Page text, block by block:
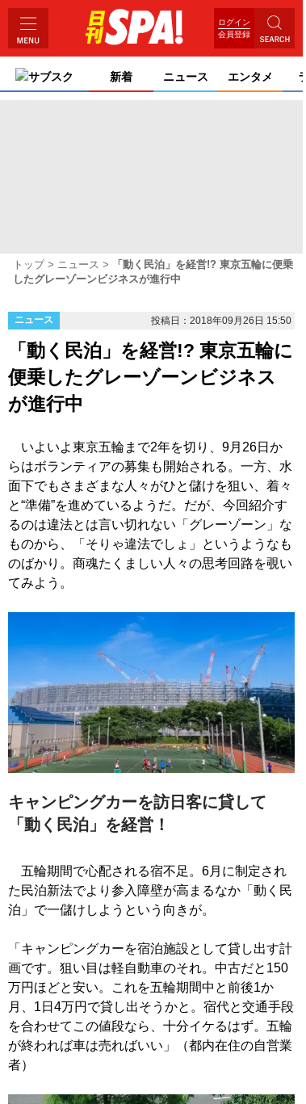
ログイン
会員登録
サブスク 新着 ニュース エンタメ
トップ ニュース
「動く民泊」を経営!? 東京五輪に便乗
したグレーゾーンビジネスが進行中
ニュース 投稿日：2018年09月26日 15:50
「動く民泊」を経営!? 東京五輪に
便乗したグレーゾーンビジネス
が進行中
いよいよ東京五輪まで2年を切り、9月26日か
らはボランティアの募集も開始される。一方、水
面下でもさまざまな人々がひと儲けを狙い、着々
と“準備”を進めているようだ。だが、今回紹介す
るのは違法とは言い切れない「グレーゾーン」な
ものから、「そりゃ違法でしょ」というようなも
のばかり。商魂たくましい人々の思考回路を覗い
てみよう。
キャンピングカーを訪日客に貸して
「動く民泊」を経営！
五輪期間で心配される宿不足。6月に制定され
た民泊新法でより参入障壁が高まるなか「動く民
泊」で一儲けしようという向きが。
「キャンピングカーを宿泊施設として貸し出す計
画です。狙い目は軽自動車のそれ。中古だと150
万円ほどと安い。これを五輪期間中と前後1か
月、1日4万円で貸し出そうかと。宿代と交通手段
を合わせてこの値段なら、十分イケるはず。五輪
が終われば車は売ればいい」（都内在住の自営業
者）